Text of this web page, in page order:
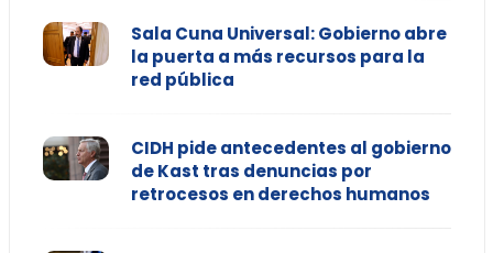
Sala Cuna Universal: Gobierno abre
la puerta a más recursos para la
red pública
CIDH pide antecedentes al gobierno
de Kast tras denuncias por
retrocesos en derechos humanos